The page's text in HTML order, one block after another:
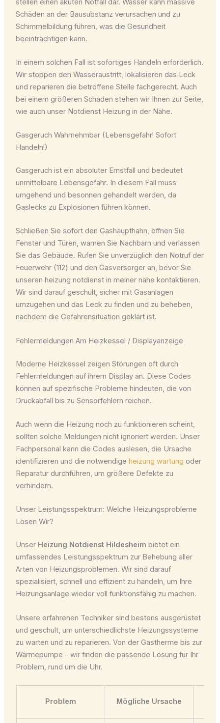
Schäden an der Bausubstanz verursachen und zu
Schimmelbildung führen, was die Gesundheit
beeinträchtigen kann.
In einem solchen Fall ist sofortiges Handeln erforderlich.
Wir stoppen den Wasseraustritt, lokalisieren das Leck
und reparieren die betroffene Stelle fachgerecht. Auch
bei einem größeren Schaden stehen wir Ihnen zur Seite,
wie auch unser Notdienst Heizung in der Nähe.
Gasgeruch Wahrnehmbar (Lebensgefahr! Sofort
Handeln!)
Gasgeruch ist ein absoluter Ernstfall und bedeutet
unmittelbare Lebensgefahr. In diesem Fall muss
umgehend und besonnen gehandelt werden, da
Gaslecks zu Explosionen führen können.
Schließen Sie sofort den Gashaupthahn, öffnen Sie
Fenster und Türen, warnen Sie Nachbarn und verlassen
Sie das Gebäude. Rufen Sie unverzüglich den Notruf der
Feuerwehr (112) und den Gasversorger an, bevor Sie
unseren heizung notdienst in meiner nähe kontaktieren.
Wir sind darauf geschult, sicher mit Gasanlagen
umzugehen und das Leck zu finden und zu beheben,
nachdem die Gefahrensituation geklärt ist.
Fehlermeldungen Am Heizkessel / Displayanzeige
Moderne Heizkessel zeigen Störungen oft durch
Fehlermeldungen auf ihrem Display an. Diese Codes
können auf spezifische Probleme hindeuten, die von
Druckabfall bis zu Sensorfehlern reichen.
Auch wenn die Heizung noch zu funktionieren scheint,
sollten solche Meldungen nicht ignoriert werden. Unser
Fachpersonal kann die Codes auslesen, die Ursache
identifizieren und die notwendige heizung wartung oder
Reparatur durchführen, um größere Defekte zu
verhindern.
Unser Leistungsspektrum: Welche Heizungsprobleme
Lösen Wir?
Unser Heizung Notdienst Hildesheim bietet ein
umfassendes Leistungsspektrum zur Behebung aller
Arten von Heizungsproblemen. Wir sind darauf
spezialisiert, schnell und effizient zu handeln, um Ihre
Heizungsanlage wieder voll funktionsfähig zu machen.
Unsere erfahrenen Techniker sind bestens ausgerüstet
und geschult, um unterschiedlichste Heizungssysteme
zu warten und zu reparieren. Von der Gastherme bis zur
Wärmepumpe – wir finden die passende Lösung für Ihr
Problem, rund um die Uhr.
Problem Mögliche Ursache